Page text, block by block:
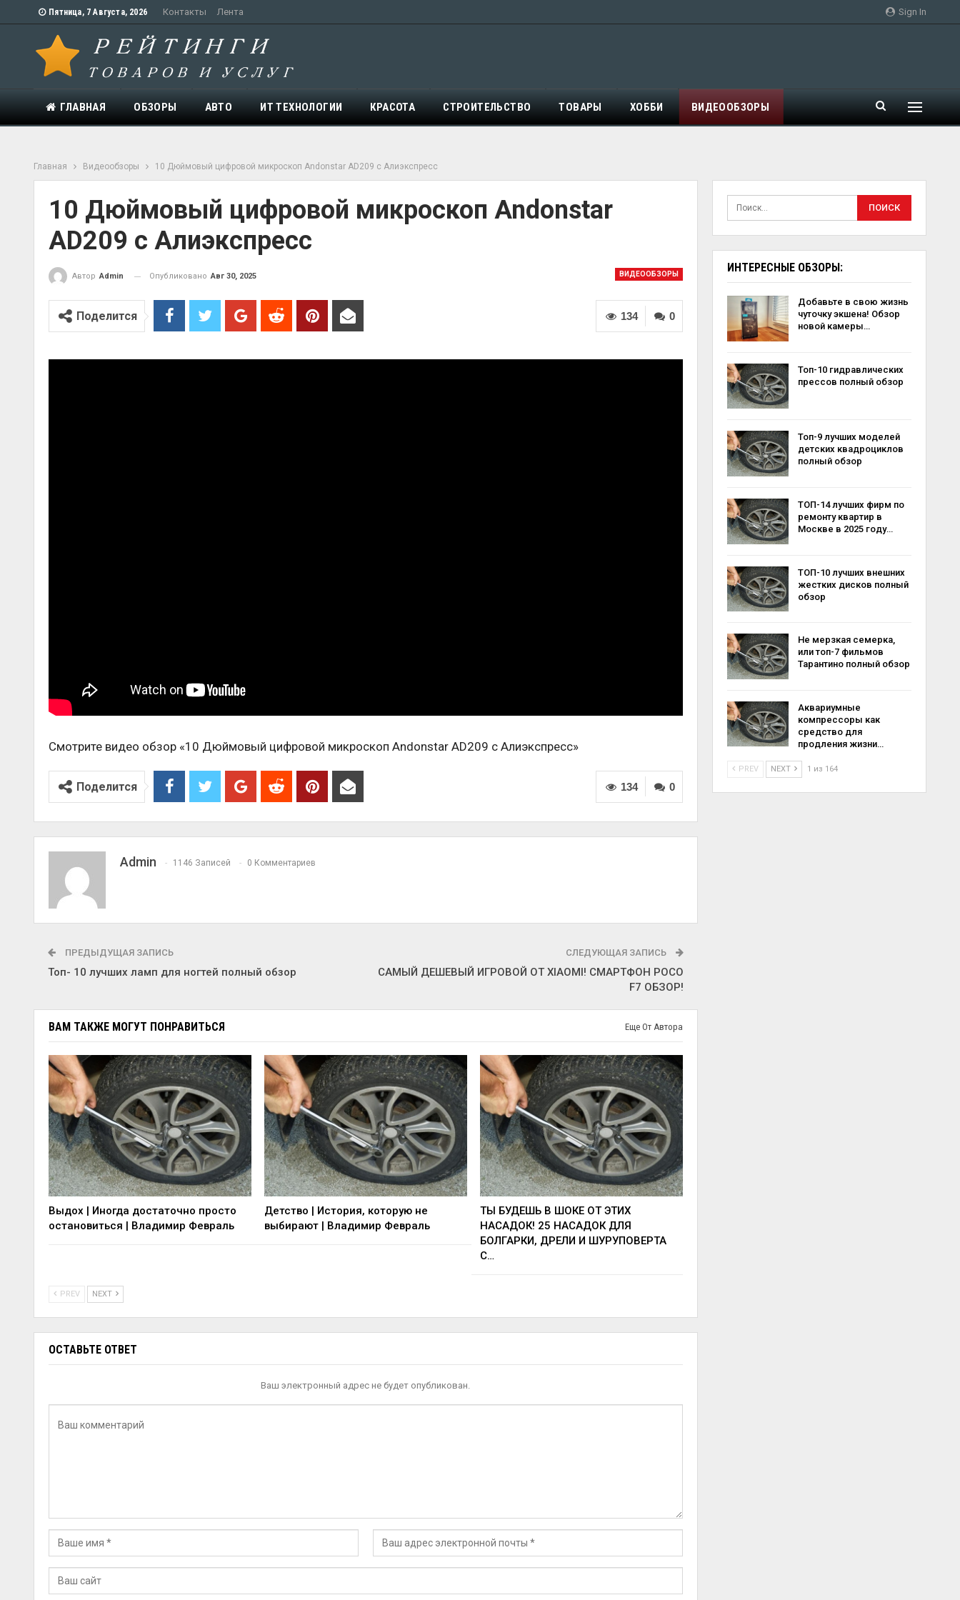
Sign In
Пятница, 7 Августа, 2026 Контакты Лента
ГЛАВНАЯ ОБЗОРЫ АВТО ИТ ТЕХНОЛОГИИ КРАСОТА СТРОИТЕЛЬСТВО ТОВАРЫ ХОББИ ВИДЕООБЗОРЫ
Главная Видеообзоры 10 Дюймовый цифровой микроскоп Andonstar AD209 с Алиэкспресс
10 Дюймовый цифровой микроскоп Andonstar
AD209 с Алиэкспресс
ВИДЕООБЗОРЫ
Автор Admin Опубликовано Авг 30, 2025
0
134
Поделится
Смотрите видео обзор «10 Дюймовый цифровой микроскоп Andonstar AD209 с Алиэкспресс»
0
134
Поделится
Admin 1146 Записей 0 Комментариев
ПРЕДЫДУЩАЯ ЗАПИСЬ
Топ- 10 лучших ламп для ногтей полный обзор
СЛЕДУЮЩАЯ ЗАПИСЬ
САМЫЙ ДЕШЕВЫЙ ИГРОВОЙ ОТ XIAOMI! СМАРТФОН POCO
F7 ОБЗОР!
ВАМ ТАКЖЕ МОГУТ ПОНРАВИТЬСЯ Еще От Автора
Выдох | Иногда достаточно просто
остановиться | Владимир Февраль
Детство | История, которую не
выбирают | Владимир Февраль
ТЫ БУДЕШЬ В ШОКЕ ОТ ЭТИХ
НАСАДОК! 25 НАСАДОК ДЛЯ
БОЛГАРКИ, ДРЕЛИ И ШУРУПОВЕРТА
С…
PREV NEXT
ОСТАВЬТЕ ОТВЕТ
Ваш электронный адрес не будет опубликован.
ИНТЕРЕСНЫЕ ОБЗОРЫ:
Добавьте в свою жизнь
чуточку экшена! Обзор
новой камеры…
Топ-10 гидравлических
прессов полный обзор
Топ-9 лучших моделей
детских квадроциклов
полный обзор
ТОП-14 лучших фирм по
ремонту квартир в
Москве в 2025 году…
ТОП-10 лучших внешних
жестких дисков полный
обзор
Не мерзкая семерка,
или топ-7 фильмов
Тарантино полный обзор
Аквариумные
компрессоры как
средство для
продления жизни…
PREV NEXT 1 из 164